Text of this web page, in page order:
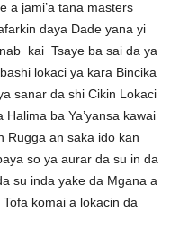
a jami’a tana masters
daya Dade yana yi
kai Tsaye ba sai da ya
lokaci ya kara Bincika
sanar da shi Cikin Lokaci
ba Ya’yansa kawai
Rugga an saka ido kan
so ya aurar da su in da
su inda yake da Mgana a
komai a lokacin da